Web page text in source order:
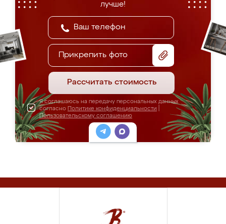
лучше!
Прикрепить фото
Рассчитать стоимость
Я соглашаюсь на передачу персональных данных
согласно Политике конфиденциальности
Пользовательскому соглашению